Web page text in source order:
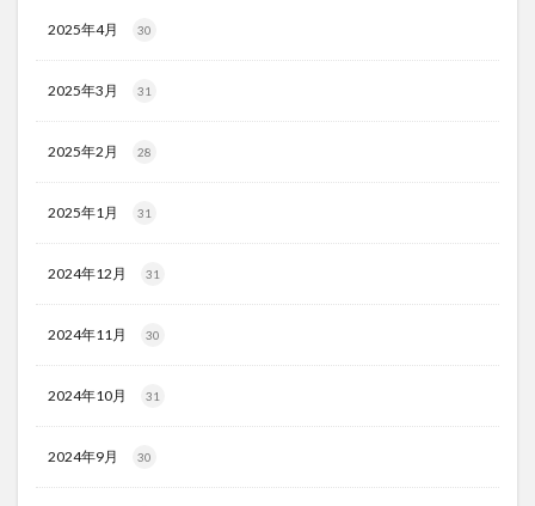
2025年4月 30
2025年3月 31
2025年2月 28
2025年1月 31
2024年12月 31
2024年11月 30
2024年10月 31
2024年9月 30